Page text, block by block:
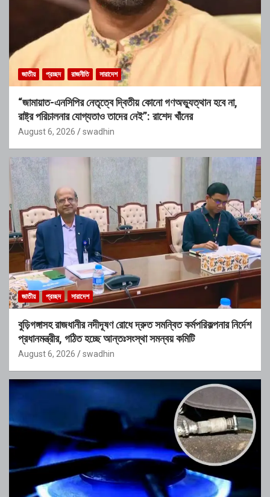
জাতীয় প্রচ্ছদ রাজনীতি সারাদেশ
“জামায়াত-এনসিপির নেতৃত্বে দ্বিতীয় কোনো গণঅভ্যুত্থান হবে না,
রাষ্ট্র পরিচালনার যোগ্যতাও তাদের নেই”: রাশেদ খাঁনের
August 6, 2026 swadhin
জাতীয় প্রচ্ছদ সারাদেশ
বুড়িগঙ্গাসহ রাজধানীর নদীদূষণ রোধে দ্রুত সমন্বিত কর্মপরিকল্পনার নির্দেশ
প্রধানমন্ত্রীর, গঠিত হচ্ছে আন্তঃসংস্থা সমন্বয় কমিটি
August 6, 2026 swadhin